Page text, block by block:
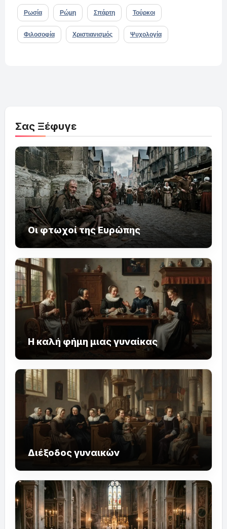
Ρωσία Ρώμη Σπάρτη Τούρκοι
Φιλοσοφία Χριστιανισμός Ψυχολογία
Σας Ξέφυγε
Οι φτωχοί της Ευρώπης
Η καλή φήμη μιας γυναίκας
Διέξοδος γυναικών